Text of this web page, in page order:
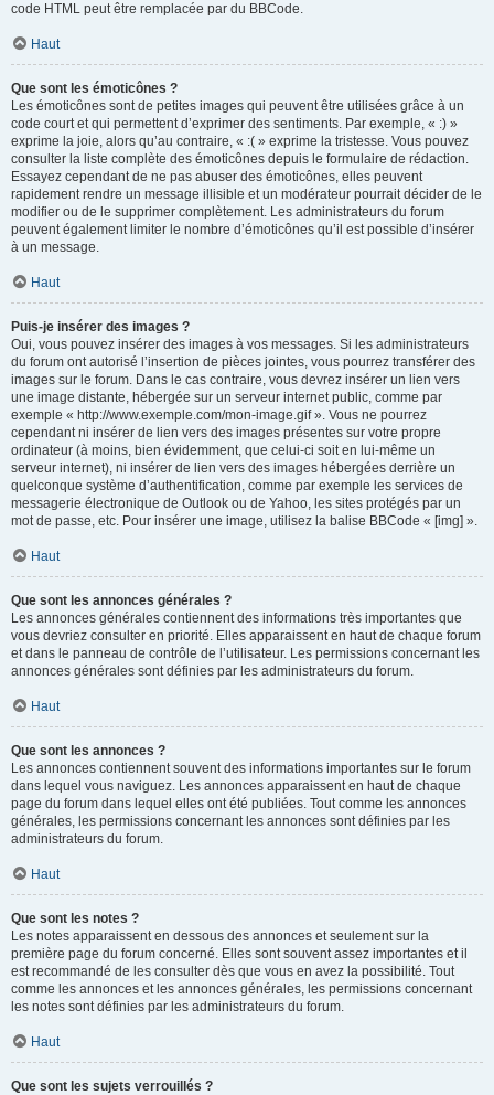
code HTML peut être remplacée par du BBCode.
Haut
Que sont les émoticônes ?
Les émoticônes sont de petites images qui peuvent être utilisées grâce à un
code court et qui permettent d’exprimer des sentiments. Par exemple, « :) »
exprime la joie, alors qu’au contraire, « :( » exprime la tristesse. Vous pouvez
consulter la liste complète des émoticônes depuis le formulaire de rédaction.
Essayez cependant de ne pas abuser des émoticônes, elles peuvent
rapidement rendre un message illisible et un modérateur pourrait décider de le
modifier ou de le supprimer complètement. Les administrateurs du forum
peuvent également limiter le nombre d’émoticônes qu’il est possible d’insérer
à un message.
Haut
Puis-je insérer des images ?
Oui, vous pouvez insérer des images à vos messages. Si les administrateurs
du forum ont autorisé l’insertion de pièces jointes, vous pourrez transférer des
images sur le forum. Dans le cas contraire, vous devrez insérer un lien vers
une image distante, hébergée sur un serveur internet public, comme par
exemple « http://www.exemple.com/mon-image.gif ». Vous ne pourrez
cependant ni insérer de lien vers des images présentes sur votre propre
ordinateur (à moins, bien évidemment, que celui-ci soit en lui-même un
serveur internet), ni insérer de lien vers des images hébergées derrière un
quelconque système d’authentification, comme par exemple les services de
messagerie électronique de Outlook ou de Yahoo, les sites protégés par un
mot de passe, etc. Pour insérer une image, utilisez la balise BBCode « [img] ».
Haut
Que sont les annonces générales ?
Les annonces générales contiennent des informations très importantes que
vous devriez consulter en priorité. Elles apparaissent en haut de chaque forum
et dans le panneau de contrôle de l’utilisateur. Les permissions concernant les
annonces générales sont définies par les administrateurs du forum.
Haut
Que sont les annonces ?
Les annonces contiennent souvent des informations importantes sur le forum
dans lequel vous naviguez. Les annonces apparaissent en haut de chaque
page du forum dans lequel elles ont été publiées. Tout comme les annonces
générales, les permissions concernant les annonces sont définies par les
administrateurs du forum.
Haut
Que sont les notes ?
Les notes apparaissent en dessous des annonces et seulement sur la
première page du forum concerné. Elles sont souvent assez importantes et il
est recommandé de les consulter dès que vous en avez la possibilité. Tout
comme les annonces et les annonces générales, les permissions concernant
les notes sont définies par les administrateurs du forum.
Haut
Que sont les sujets verrouillés ?